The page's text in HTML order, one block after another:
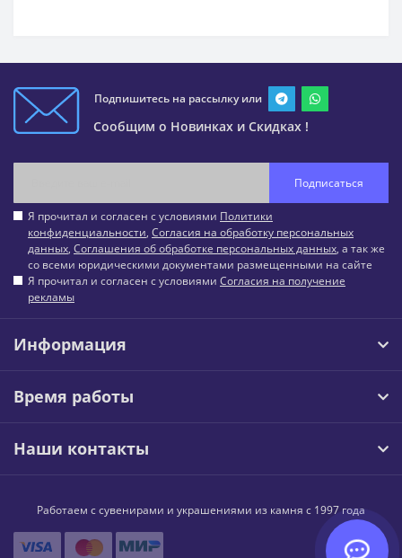
Подпишитесь на рассылку или
Сообщим о Новинках и Скидках !
Подписаться
Я прочитал и согласен с условиями Политики
конфиденциальности, Согласия на обработку персональных
данных, Соглашения об обработке персональных данных, а так же
со всеми юридическими документами размещенными на сайте
Я прочитал и согласен с условиями Согласия на получение
рекламы
Информация
Время работы
Наши контакты
Работаем с сувенирами и украшениями из камня с 1997 года